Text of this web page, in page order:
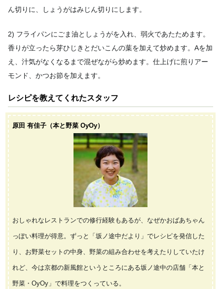
ん切りに、しょうがはみじん切りにします。
2) フライパンにごま油としょうがを入れ、弱火であたためます。
香りが立ったら芽ひじきとだいこんの葉を加えて炒めます。Aを加
え、汁気がなくなるまで混ぜながら炒めます。仕上げに煎りアー
モンド、かつお節を加えます。
レシピを教えてくれたスタッフ
原田 有佳子（本と野菜 OyOy）
おしゃれなレストランでの修行経験もあるが、なぜかおばあちゃん
っぽい料理が得意。ずっと「坂ノ途中だより」でレシピを発信した
り、お野菜セットの中身、野菜の組み合わせを考えたりしていたけ
れど、今は京都の新風館というところにある坂ノ途中の店舗「本と
野菜・OyOy」で料理をつくっている。